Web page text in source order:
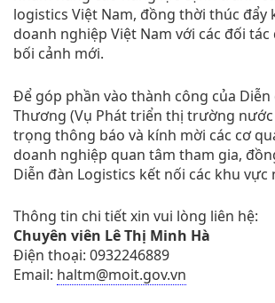
logistics Việt Nam, đồng thời thúc đẩy
doanh nghiệp Việt Nam với các đối
bối cảnh mới.
Để góp phần vào thành công của Diễn
Thương (Vụ Phát triển thị trường
trọng thông báo và kính mời các cơ
doanh nghiệp quan tâm tham gia,
Diễn đàn Logistics kết nối các khu vực
Thông tin chi tiết xin vui lòng liên hệ:
Chuyên viên Lê Thị Minh Hà
Điện thoại: 0932246889
Email: haltm@moit.gov.vn